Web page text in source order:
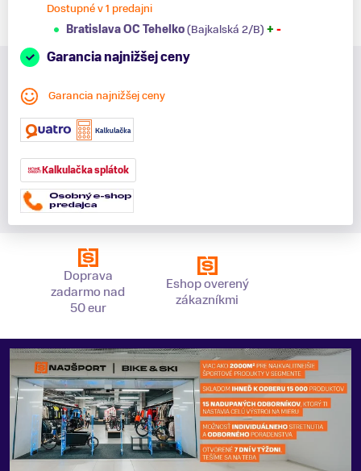
Dostupné v 1 predajni
Bratislava OC Tehelko(Bajkalská 2/B) + -
Garancia najnižšej ceny
Garancia najnižšej ceny
Kalkulačka splátok
Doprava
zadarmo nad
50 eur
Eshop overený
zákazníkmi